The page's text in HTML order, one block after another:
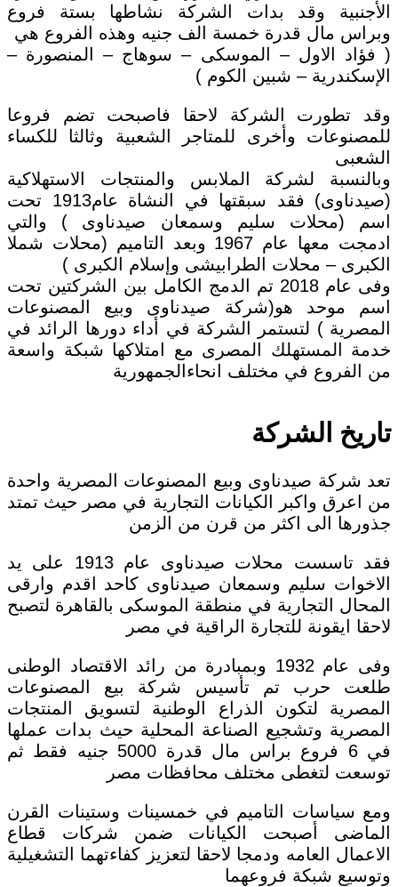
الأجنبية وقد بدات الشركة نشاطها بستة فروع
وبراس مال قدرة خمسة الف جنيه وهذه الفروع هي
( فؤاد الاول – الموسكى – سوهاج – المنصورة –
الإسكندرية – شبين الكوم )
وقد تطورت الشركة لاحقا فاصبحت تضم فروعا
للمصنوعات وأخرى للمتاجر الشعبية وثالثا للكساء
الشعبى
وبالنسبة لشركة الملابس والمنتجات الاستهلاكية
(صيدناوى) فقد سبقتها في النشاة عام1913 تحت
اسم (محلات سليم وسمعان صيدناوى ) والتي
ادمجت معها عام 1967 وبعد التاميم (محلات شملا
الكبرى – محلات الطرابيشى وإسلام الكبرى )
وفى عام 2018 تم الدمج الكامل بين الشركتين تحت
اسم موحد هو(شركة صيدناوى وبيع المصنوعات
المصرية ) لتستمر الشركة في أداء دورها الرائد في
خدمة المستهلك المصرى مع امتلاكها شبكة واسعة
من الفروع في مختلف انحاءالجمهورية
تاريخ الشركة
تعد شركة صيدناوى وبيع المصنوعات المصرية واحدة
من اعرق واكبر الكيانات التجارية في مصر حيث تمتد
جذورها الى اكثر من قرن من الزمن
فقد تاسست محلات صيدناوى عام 1913 على يد
الاخوات سليم وسمعان صيدناوى كاحد اقدم وارقى
المحال التجارية في منطقة الموسكى بالقاهرة لتصبح
لاحقا ايقونة للتجارة الراقية في مصر
وفى عام 1932 وبمبادرة من رائد الاقتصاد الوطنى
طلعت حرب تم تأسيس شركة بيع المصنوعات
المصرية لتكون الذراع الوطنية لتسويق المنتجات
المصرية وتشجيع الصناعة المحلية حيث بدات عملها
في 6 فروع براس مال قدرة 5000 جنيه فقط ثم
توسعت لتغطى مختلف محافظات مصر
ومع سياسات التاميم في خمسينات وستينات القرن
الماضى أصبحت الكيانات ضمن شركات قطاع
الاعمال العامه ودمجا لاحقا لتعزيز كفاءتهما التشغيلية
وتوسيع شبكة فروعهما